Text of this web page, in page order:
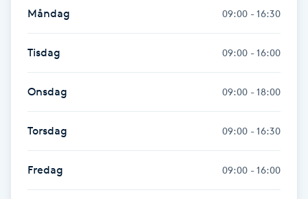
Föning
Gel naglar
Gelenaglar
Gellack
Gellack med förstärkning
Måndag 09:00 - 16:30
Tisdag 09:00 - 16:00
Onsdag 09:00 - 18:00
Torsdag 09:00 - 16:30
Fredag 09:00 - 16:00